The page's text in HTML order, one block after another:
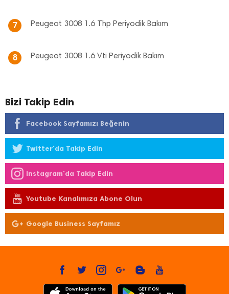
7 Peugeot 3008 1.6 Thp Periyodik Bakım
8 Peugeot 3008 1.6 Vti Periyodik Bakım
Bizi Takip Edin
Facebook Sayfamızı Beğenin
Twitter'da Takip Edin
Instagram'da Takip Edin
Youtube Kanalımıza Abone Olun
Google Business Sayfamız